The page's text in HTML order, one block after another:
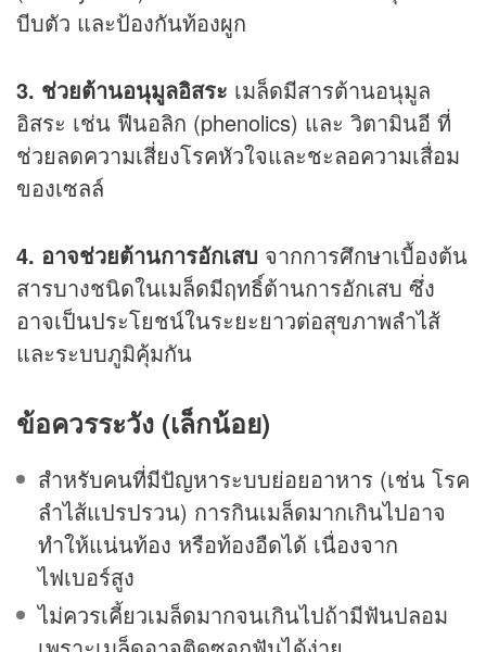
บีบตัว และป้องกันท้องผูก
3. ช่วยต้านอนุมูลอิสระ เมล็ดมีสารต้านอนุมูล
อิสระ เช่น ฟีนอลิก (phenolics) และ วิตามินอี ที่
ช่วยลดความเสี่ยงโรคหัวใจและชะลอความเสื่อม
ของเซลล์
4. อาจช่วยต้านการอักเสบ จากการศึกษาเบื้องต้น
สารบางชนิดในเมล็ดมีฤทธิ์ต้านการอักเสบ ซึ่ง
อาจเป็นประโยชน์ในระยะยาวต่อสุขภาพลำไส้
และระบบภูมิคุ้มกัน
ข้อควรระวัง (เล็กน้อย)
สำหรับคนที่มีปัญหาระบบย่อยอาหาร (เช่น โรค
ลำไส้แปรปรวน) การกินเมล็ดมากเกินไปอาจ
ทำให้แน่นท้อง หรือท้องอืดได้ เนื่องจาก
ไฟเบอร์สูง
ไม่ควรเคี้ยวเมล็ดมากจนเกินไปถ้ามีฟันปลอม